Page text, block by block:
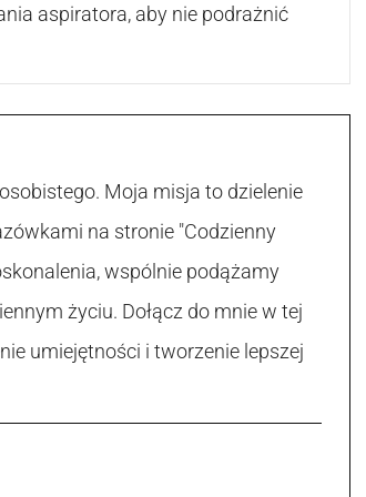
aspiratora, aby nie podrażnić
Moja misja to dzielenie
na stronie "Codzienny
wspólnie podążamy
życiu. Dołącz do mnie w tej
umiejętności i tworzenie lepszej